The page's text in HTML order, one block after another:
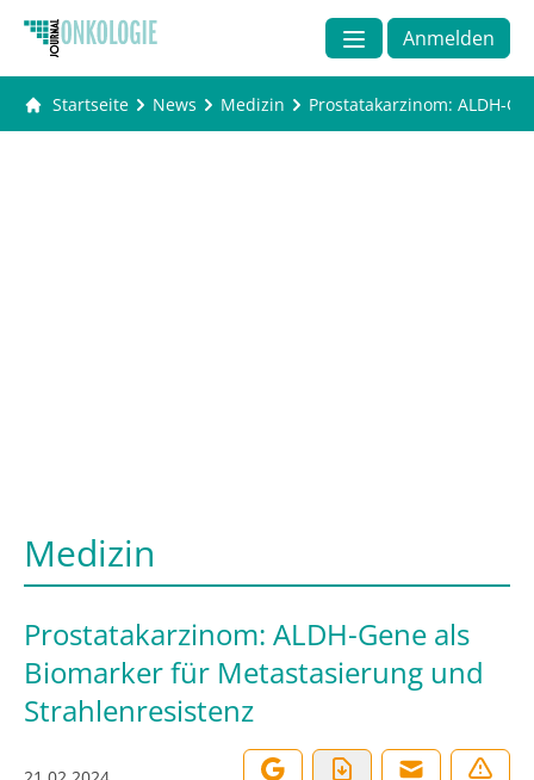
Anmelden
Startseite News Medizin Prostatakarzinom: ALDH-
Medizin
Prostatakarzinom: ALDH-Gene als
Biomarker für Metastasierung und
Strahlenresistenz